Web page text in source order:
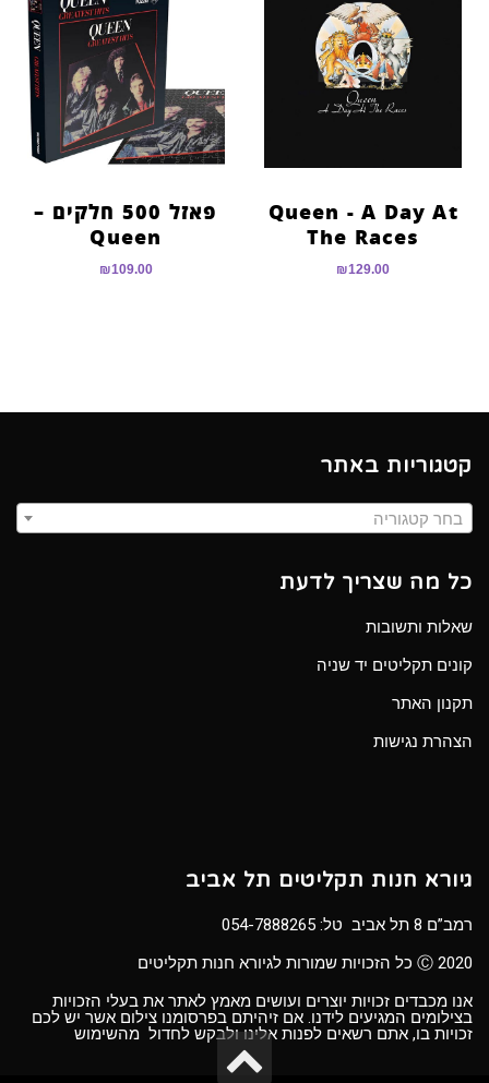
Queen ‎- A Day At
The Races
₪129.00
פאזל 500 חלקים –
Queen
₪109.00
קטגוריות באתר
בחר קטגוריה
כל מה שצריך לדעת
שאלות ותשובות
קונים תקליטים יד שניה
תקנון האתר
הצהרת נגישות
גיורא חנות תקליטים תל אביב
רמב”ם 8 תל אביב טל:
054-7888265
Ⓒ 2020 כל הזכויות שמורות לגיורא חנות תקליטים
אנו מכבדים זכויות יוצרים ועושים מאמץ לאתר את בעלי הזכויות
בצילומים המגיעים לידנו. אם זיהיתם בפרסומנו צילום אשר יש לכם
זכויות בו, אתם רשאים לפנות אלינו ולבקש לחדול מהשימוש
גלילה